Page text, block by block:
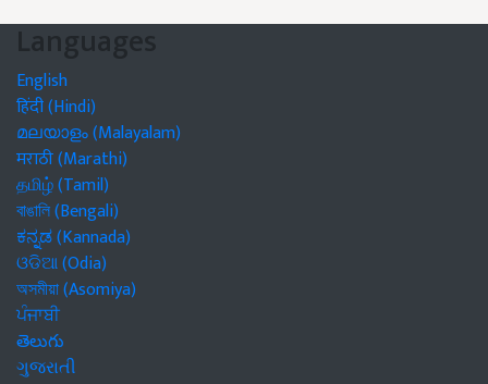
Languages
English
हिंदी (Hindi)
മലയാളം (Malayalam)
मराठी (Marathi)
தமிழ் (Tamil)
বাঙালি (Bengali)
ಕನ್ನಡ (Kannada)
ଓଡିଆ (Odia)
অসমীয়া (Asomiya)
ਪੰਜਾਬੀ
తెలుగు
ગુજરાતી